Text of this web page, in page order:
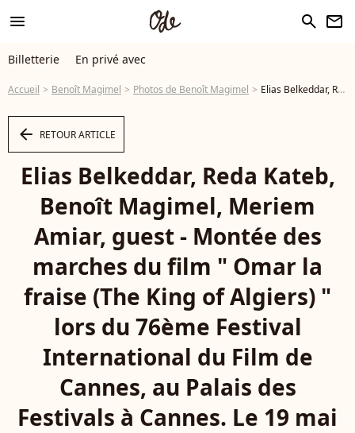
menu search newsletter
Billetterie En privé avec
Accueil Benoît Magimel Photos de Benoît Magimel Elias Belkeddar, Reda Kateb, Benoît Magimel, Meriem Amiar, guest - Montée des marches du film " Omar la fraise (The King of Algiers) " lors du 76ème Festival International du Film de Cannes, au Palais des Festivals à Cannes. Le 19 mai 2023 © Jacovides-Moreau / Bestimage - Photo
arrow_left RETOUR ARTICLE
Elias Belkeddar, Reda Kateb,
Benoît Magimel, Meriem
Amiar, guest - Montée des
marches du film " Omar la
fraise (The King of Algiers) "
lors du 76ème Festival
International du Film de
Cannes, au Palais des
Festivals à Cannes. Le 19 mai